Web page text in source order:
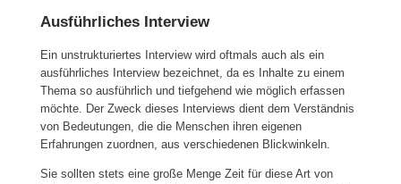
Ausführliches Interview
Ein unstrukturiertes Interview wird oftmals auch als ein
ausführliches Interview bezeichnet, da es Inhalte zu einem
Thema so ausführlich und tiefgehend wie möglich erfassen
möchte. Der Zweck dieses Interviews dient dem Verständnis
von Bedeutungen, die die Menschen ihren eigenen
Erfahrungen zuordnen, aus verschiedenen Blickwinkeln.
Sie sollten stets eine große Menge Zeit für diese Art von